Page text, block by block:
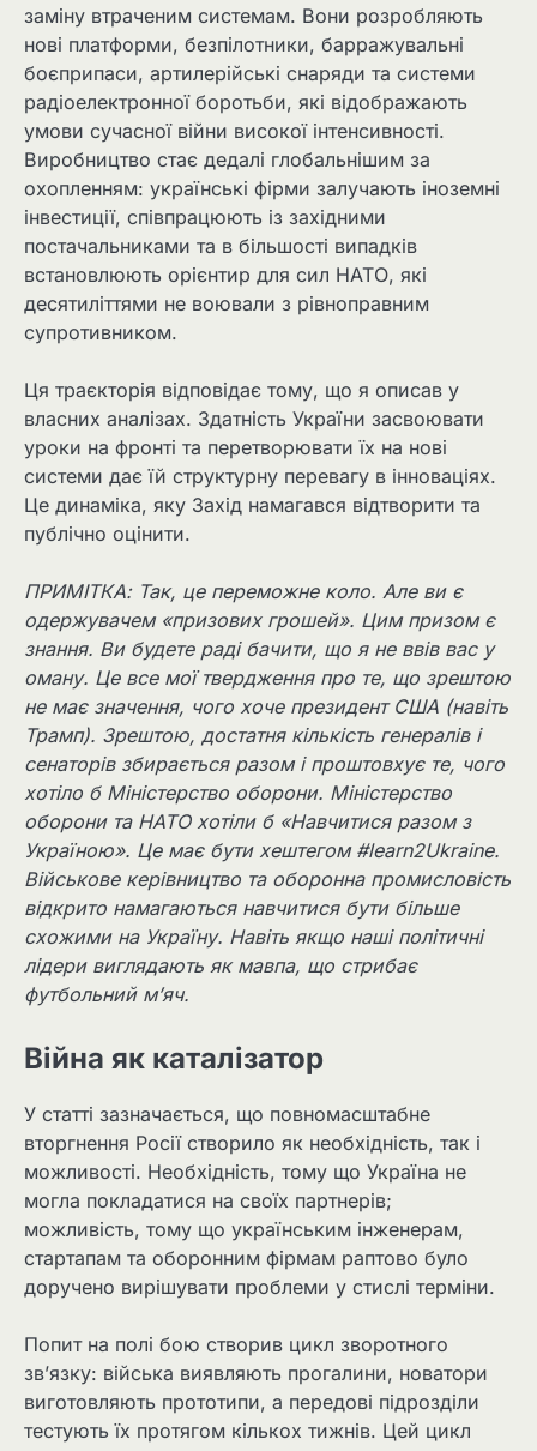
заміну втраченим системам. Вони розробляють
нові платформи, безпілотники, барражувальні
боєприпаси, артилерійські снаряди та системи
радіоелектронної боротьби, які відображають
умови сучасної війни високої інтенсивності.
Виробництво стає дедалі глобальнішим за
охопленням: українські фірми залучають іноземні
інвестиції, співпрацюють із західними
постачальниками та в більшості випадків
встановлюють орієнтир для сил НАТО, які
десятиліттями не воювали з рівноправним
супротивником.
Ця траєкторія відповідає тому, що я описав у
власних аналізах. Здатність України засвоювати
уроки на фронті та перетворювати їх на нові
системи дає їй структурну перевагу в інноваціях.
Це динаміка, яку Захід намагався відтворити та
публічно оцінити.
ПРИМІТКА: Так, це переможне коло. Але ви є
одержувачем «призових грошей». Цим призом є
знання. Ви будете раді бачити, що я не ввів вас у
оману. Це все мої твердження про те, що зрештою
не має значення, чого хоче президент США (навіть
Трамп). Зрештою, достатня кількість генералів і
сенаторів збирається разом і проштовхує те, чого
хотіло б Міністерство оборони. Міністерство
оборони та НАТО хотіли б «Навчитися разом з
Україною». Це має бути хештегом #learn2Ukraine.
Військове керівництво та оборонна промисловість
відкрито намагаються навчитися бути більше
схожими на Україну. Навіть якщо наші політичні
лідери виглядають як мавпа, що стрибає
футбольний м’яч.
Війна як каталізатор
У статті зазначається, що повномасштабне
вторгнення Росії створило як необхідність, так і
можливості. Необхідність, тому що Україна не
могла покладатися на своїх партнерів;
можливість, тому що українським інженерам,
стартапам та оборонним фірмам раптово було
доручено вирішувати проблеми у стислі терміни.
Попит на полі бою створив цикл зворотного
зв’язку: війська виявляють прогалини, новатори
виготовляють прототипи, а передові підрозділи
тестують їх протягом кількох тижнів. Цей цикл